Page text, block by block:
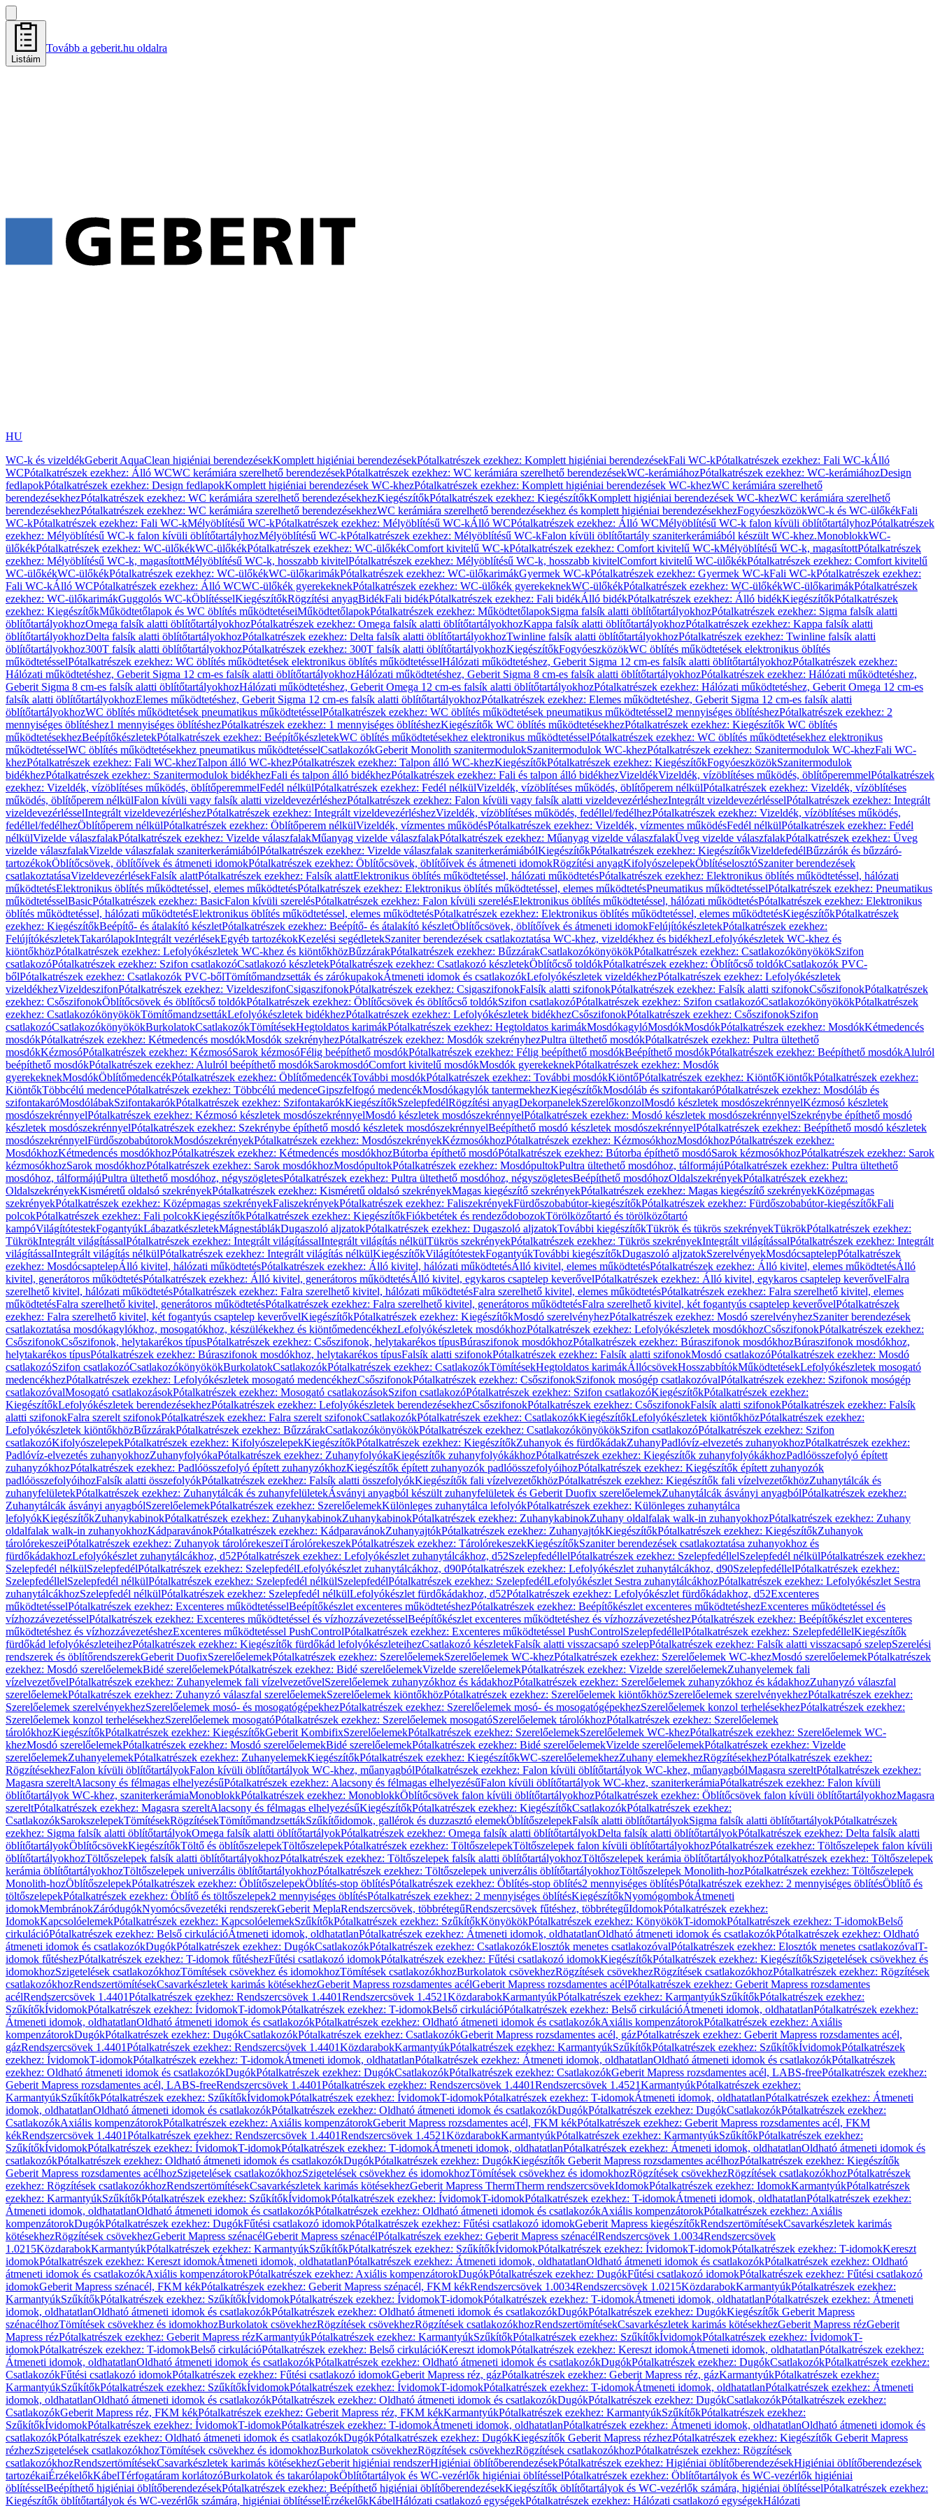
Listáim
Tovább a geberit.hu oldalra
HU
WC-k és vizeldékGeberit AquaClean higiéniai berendezésekKomplett higiéniai berendezésekPótalkatrészek ezekhez: Komplett higiéniai berendezésekFali WC-kPótalkatrészek ezekhez: Fali WC-kÁlló
WCPótalkatrészek ezekhez: Álló WCWC kerámiára szerelhető berendezésekPótalkatrészek ezekhez: WC kerámiára szerelhető berendezésekWC-kerámiáhozPótalkatrészek ezekhez: WC-kerámiáhozDesign
fedlapokPótalkatrészek ezekhez: Design fedlapokKomplett higiéniai berendezések WC-khezPótalkatrészek ezekhez: Komplett higiéniai berendezések WC-khezWC kerámiára szerelhető
berendezésekhezPótalkatrészek ezekhez: WC kerámiára szerelhető berendezésekhezKiegészítőkPótalkatrészek ezekhez: KiegészítőkKomplett higiéniai berendezések WC-khezWC kerámiára szerelhető
berendezésekhezPótalkatrészek ezekhez: WC kerámiára szerelhető berendezésekhezWC kerámiára szerelhető berendezésekhez és komplett higiéniai berendezésekhezFogyóeszközökWC-k és WC-ülőkékFali
WC-kPótalkatrészek ezekhez: Fali WC-kMélyöblítésű WC-kPótalkatrészek ezekhez: Mélyöblítésű WC-kÁlló WCPótalkatrészek ezekhez: Álló WCMélyöblítésű WC-k falon kívüli öblítőtartályhozPótalkatrészek
ezekhez: Mélyöblítésű WC-k falon kívüli öblítőtartályhozMélyöblítésű WC-kPótalkatrészek ezekhez: Mélyöblítésű WC-kFalon kívüli öblítőtartály szaniterkerámiából készült WC-khez.MonoblokkWC-
ülőkékPótalkatrészek ezekhez: WC-ülőkékWC-ülőkékPótalkatrészek ezekhez: WC-ülőkékComfort kivitelű WC-kPótalkatrészek ezekhez: Comfort kivitelű WC-kMélyöblítésű WC-k, magasítottPótalkatrészek
ezekhez: Mélyöblítésű WC-k, magasítottMélyöblítésű WC-k, hosszabb kivitelPótalkatrészek ezekhez: Mélyöblítésű WC-k, hosszabb kivitelComfort kivitelű WC-ülőkékPótalkatrészek ezekhez: Comfort kivitelű
WC-ülőkékWC-ülőkékPótalkatrészek ezekhez: WC-ülőkékWC-ülőkarimákPótalkatrészek ezekhez: WC-ülőkarimákGyermek WC-kPótalkatrészek ezekhez: Gyermek WC-kFali WC-kPótalkatrészek ezekhez:
Fali WC-kÁlló WCPótalkatrészek ezekhez: Álló WCWC-ülőkék gyerekeknekPótalkatrészek ezekhez: WC-ülőkék gyerekeknekWC-ülőkékPótalkatrészek ezekhez: WC-ülőkékWC-ülőkarimákPótalkatrészek
ezekhez: WC-ülőkarimákGuggolós WC-kÖblítésselKiegészítőkRögzítési anyagBidékFali bidékPótalkatrészek ezekhez: Fali bidékÁlló bidékPótalkatrészek ezekhez: Álló bidékKiegészítőkPótalkatrészek
ezekhez: KiegészítőkMűködtetőlapok és WC öblítés működtetéseiMűködtetőlapokPótalkatrészek ezekhez: MűködtetőlapokSigma falsík alatti öblítőtartályokhozPótalkatrészek ezekhez: Sigma falsík alatti
öblítőtartályokhozOmega falsík alatti öblítőtartályokhozPótalkatrészek ezekhez: Omega falsík alatti öblítőtartályokhozKappa falsík alatti öblítőtartályokhozPótalkatrészek ezekhez: Kappa falsík alatti
öblítőtartályokhozDelta falsík alatti öblítőtartályokhozPótalkatrészek ezekhez: Delta falsík alatti öblítőtartályokhozTwinline falsík alatti öblítőtartályokhozPótalkatrészek ezekhez: Twinline falsík alatti
öblítőtartályokhoz300T falsík alatti öblítőtartályokhozPótalkatrészek ezekhez: 300T falsík alatti öblítőtartályokhozKiegészítőkFogyóeszközökWC öblítés működtetések elektronikus öblítés
működtetésselPótalkatrészek ezekhez: WC öblítés működtetések elektronikus öblítés működtetésselHálózati működtetéshez, Geberit Sigma 12 cm-es falsík alatti öblítőtartályokhozPótalkatrészek ezekhez:
Hálózati működtetéshez, Geberit Sigma 12 cm-es falsík alatti öblítőtartályokhozHálózati működtetéshez, Geberit Sigma 8 cm-es falsík alatti öblítőtartályokhozPótalkatrészek ezekhez: Hálózati működtetéshez,
Geberit Sigma 8 cm-es falsík alatti öblítőtartályokhozHálózati működtetéshez, Geberit Omega 12 cm-es falsík alatti öblítőtartályokhozPótalkatrészek ezekhez: Hálózati működtetéshez, Geberit Omega 12 cm-es
falsík alatti öblítőtartályokhozElemes működtetéshez, Geberit Sigma 12 cm-es falsík alatti öblítőtartályokhozPótalkatrészek ezekhez: Elemes működtetéshez, Geberit Sigma 12 cm-es falsík alatti
öblítőtartályokhozWC öblítés működtetések pneumatikus működtetésselPótalkatrészek ezekhez: WC öblítés működtetések pneumatikus működtetéssel2 mennyiséges öblítéshezPótalkatrészek ezekhez: 2
mennyiséges öblítéshez1 mennyiséges öblítéshezPótalkatrészek ezekhez: 1 mennyiséges öblítéshezKiegészítők WC öblítés működtetésekhezPótalkatrészek ezekhez: Kiegészítők WC öblítés
működtetésekhezBeépítőkészletekPótalkatrészek ezekhez: BeépítőkészletekWC öblítés működtetésekhez elektronikus működtetésselPótalkatrészek ezekhez: WC öblítés működtetésekhez elektronikus
működtetésselWC öblítés működtetésekhez pneumatikus működtetésselCsatlakozókGeberit Monolith szanitermodulokSzanitermodulok WC-khezPótalkatrészek ezekhez: Szanitermodulok WC-khezFali WC-
khezPótalkatrészek ezekhez: Fali WC-khezTalpon álló WC-khezPótalkatrészek ezekhez: Talpon álló WC-khezKiegészítőkPótalkatrészek ezekhez: KiegészítőkFogyóeszközökSzanitermodulok
bidékhezPótalkatrészek ezekhez: Szanitermodulok bidékhezFali és talpon álló bidékhezPótalkatrészek ezekhez: Fali és talpon álló bidékhezVizeldékVizeldék, vízöblítéses működés, öblítőperemmelPótalkatrészek
ezekhez: Vizeldék, vízöblítéses működés, öblítőperemmelFedél nélkülPótalkatrészek ezekhez: Fedél nélkülVizeldék, vízöblítéses működés, öblítőperem nélkülPótalkatrészek ezekhez: Vizeldék, vízöblítéses
működés, öblítőperem nélkülFalon kívüli vagy falsík alatti vizeldevezérléshezPótalkatrészek ezekhez: Falon kívüli vagy falsík alatti vizeldevezérléshezIntegrált vizeldevezérlésselPótalkatrészek ezekhez: Integrált
vizeldevezérlésselIntegrált vizeldevezérléshezPótalkatrészek ezekhez: Integrált vizeldevezérléshezVizeldék, vízöblítéses működés, fedéllel/fedélhezPótalkatrészek ezekhez: Vizeldék, vízöblítéses működés,
fedéllel/fedélhezÖblítőperem nélkülPótalkatrészek ezekhez: Öblítőperem nélkülVizeldék, vízmentes működésPótalkatrészek ezekhez: Vizeldék, vízmentes működésFedél nélkülPótalkatrészek ezekhez: Fedél
nélkülVizelde válaszfalakPótalkatrészek ezekhez: Vizelde válaszfalakMűanyag vizelde válaszfalakPótalkatrészek ezekhez: Műanyag vizelde válaszfalakÜveg vizelde válaszfalakPótalkatrészek ezekhez: Üveg
vizelde válaszfalakVizelde válaszfalak szaniterkerámiábólPótalkatrészek ezekhez: Vizelde válaszfalak szaniterkerámiábólKiegészítőkPótalkatrészek ezekhez: KiegészítőkVizeldefedélBűzzárók és bűzzáró-
tartozékokÖblítőcsövek, öblítőívek és átmeneti idomokPótalkatrészek ezekhez: Öblítőcsövek, öblítőívek és átmeneti idomokRögzítési anyagKifolyószelepekÖblítéselosztóSzaniter berendezések
csatlakoztatásaVizeldevezérlésekFalsík alattPótalkatrészek ezekhez: Falsík alattElektronikus öblítés működtetéssel, hálózati működtetésPótalkatrészek ezekhez: Elektronikus öblítés működtetéssel, hálózati
működtetésElektronikus öblítés működtetéssel, elemes működtetésPótalkatrészek ezekhez: Elektronikus öblítés működtetéssel, elemes működtetésPneumatikus működtetésselPótalkatrészek ezekhez: Pneumatikus
működtetésselBasicPótalkatrészek ezekhez: BasicFalon kívüli szerelésPótalkatrészek ezekhez: Falon kívüli szerelésElektronikus öblítés működtetéssel, hálózati működtetésPótalkatrészek ezekhez: Elektronikus
öblítés működtetéssel, hálózati működtetésElektronikus öblítés működtetéssel, elemes működtetésPótalkatrészek ezekhez: Elektronikus öblítés működtetéssel, elemes működtetésKiegészítőkPótalkatrészek
ezekhez: KiegészítőkBeépítő- és átalakító készletPótalkatrészek ezekhez: Beépítő- és átalakító készletÖblítőcsövek, öblítőívek és átmeneti idomokFelújítókészletekPótalkatrészek ezekhez:
FelújítókészletekTakarólapokIntegrált vezérlésekEgyéb tartozékokKezelési segédletekSzaniter berendezések csatlakoztatása WC-khez, vizeldékhez és bidékhezLefolyókészletek WC-khez és
kiöntőkhözPótalkatrészek ezekhez: Lefolyókészletek WC-khez és kiöntőkhözBűzzárakPótalkatrészek ezekhez: BűzzárakCsatlakozókönyökökPótalkatrészek ezekhez: CsatlakozókönyökökSzifon
csatlakozóPótalkatrészek ezekhez: Szifon csatlakozóCsatlakozó készletekPótalkatrészek ezekhez: Csatlakozó készletekÖblítőcső toldókPótalkatrészek ezekhez: Öblítőcső toldókCsatlakozók PVC-
bőlPótalkatrészek ezekhez: Csatlakozók PVC-bőlTömítőmandzsetták és zárókupakokÁtmeneti idomok és csatlakozókLefolyókészletek vizeldékhezPótalkatrészek ezekhez: Lefolyókészletek
vizeldékhezVizeldeszifonPótalkatrészek ezekhez: VizeldeszifonCsigaszifonokPótalkatrészek ezekhez: CsigaszifonokFalsík alatti szifonokPótalkatrészek ezekhez: Falsík alatti szifonokCsőszifonokPótalkatrészek
ezekhez: CsőszifonokÖblítőcsövek és öblítőcső toldókPótalkatrészek ezekhez: Öblítőcsövek és öblítőcső toldókSzifon csatlakozóPótalkatrészek ezekhez: Szifon csatlakozóCsatlakozókönyökökPótalkatrészek
ezekhez: CsatlakozókönyökökTömítőmandzsettákLefolyókészletek bidékhezPótalkatrészek ezekhez: Lefolyókészletek bidékhezCsőszifonokPótalkatrészek ezekhez: CsőszifonokSzifon
csatlakozóCsatlakozókönyökökBurkolatokCsatlakozókTömítésekHegtoldatos karimákPótalkatrészek ezekhez: Hegtoldatos karimákMosdókagylóMosdókMosdókPótalkatrészek ezekhez: MosdókKétmedencés
mosdókPótalkatrészek ezekhez: Kétmedencés mosdókMosdók szekrényhezPótalkatrészek ezekhez: Mosdók szekrényhezPultra ültethető mosdókPótalkatrészek ezekhez: Pultra ültethető
mosdókKézmosóPótalkatrészek ezekhez: KézmosóSarok kézmosóFélig beépíthető mosdókPótalkatrészek ezekhez: Félig beépíthető mosdókBeépíthető mosdókPótalkatrészek ezekhez: Beépíthető mosdókAlulról
beépíthető mosdókPótalkatrészek ezekhez: Alulról beépíthető mosdókSarokmosdóComfort kivitelű mosdókMosdók gyerekeknekPótalkatrészek ezekhez: Mosdók
gyerekeknekMosdókÖblítőmedencékPótalkatrészek ezekhez: ÖblítőmedencékTovábbi mosdókPótalkatrészek ezekhez: További mosdókKiöntőPótalkatrészek ezekhez: KiöntőKiöntőkPótalkatrészek ezekhez:
KiöntőkTöbbcélú medencePótalkatrészek ezekhez: Többcélú medenceGipszfelfogó medencékMosdókagylók tantermekhezKiegészítőkMosdóláb és szifontakaróPótalkatrészek ezekhez: Mosdóláb és
szifontakaróMosdólábakSzifontakarókPótalkatrészek ezekhez: SzifontakarókKiegészítőkSzelepfedélRögzítési anyagDekorpanelekSzerelőkonzolMosdó készletek mosdószekrénnyelKézmosó készletek
mosdószekrénnyelPótalkatrészek ezekhez: Kézmosó készletek mosdószekrénnyelMosdó készletek mosdószekrénnyelPótalkatrészek ezekhez: Mosdó készletek mosdószekrénnyelSzekrénybe építhető mosdó
készletek mosdószekrénnyelPótalkatrészek ezekhez: Szekrénybe építhető mosdó készletek mosdószekrénnyelBeépíthető mosdó készletek mosdószekrénnyelPótalkatrészek ezekhez: Beépíthető mosdó készletek
mosdószekrénnyelFürdőszobabútorokMosdószekrényekPótalkatrészek ezekhez: MosdószekrényekKézmosókhozPótalkatrészek ezekhez: KézmosókhozMosdókhozPótalkatrészek ezekhez:
MosdókhozKétmedencés mosdókhozPótalkatrészek ezekhez: Kétmedencés mosdókhozBútorba építhető mosdóPótalkatrészek ezekhez: Bútorba építhető mosdóSarok kézmosókhozPótalkatrészek ezekhez: Sarok
kézmosókhozSarok mosdókhozPótalkatrészek ezekhez: Sarok mosdókhozMosdópultokPótalkatrészek ezekhez: MosdópultokPultra ültethető mosdóhoz, tálformájúPótalkatrészek ezekhez: Pultra ültethető
mosdóhoz, tálformájúPultra ültethető mosdóhoz, négyszögletesPótalkatrészek ezekhez: Pultra ültethető mosdóhoz, négyszögletesBeépíthető mosdóhozOldalszekrényekPótalkatrészek ezekhez:
OldalszekrényekKisméretű oldalsó szekrényekPótalkatrészek ezekhez: Kisméretű oldalsó szekrényekMagas kiegészítő szekrényekPótalkatrészek ezekhez: Magas kiegészítő szekrényekKözépmagas
szekrényekPótalkatrészek ezekhez: Középmagas szekrényekFaliszekrényekPótalkatrészek ezekhez: FaliszekrényekFürdőszobabútor-kiegészítőkPótalkatrészek ezekhez: Fürdőszobabútor-kiegészítőkFali
polcokPótalkatrészek ezekhez: Fali polcokKiegészítőkPótalkatrészek ezekhez: KiegészítőkFiókbetétek és rendeződobozokTörölközőtartó és törölközőtartó
kampóVilágítótestekFogantyúkLábazatkészletekMágnestáblákDugaszoló aljzatokPótalkatrészek ezekhez: Dugaszoló aljzatokTovábbi kiegészítőkTükrök és tükrös szekrényekTükrökPótalkatrészek ezekhez:
TükrökIntegrált világítássalPótalkatrészek ezekhez: Integrált világítássalIntegrált világítás nélkülTükrös szekrényekPótalkatrészek ezekhez: Tükrös szekrényekIntegrált világítássalPótalkatrészek ezekhez: Integrált
világítássalIntegrált világítás nélkülPótalkatrészek ezekhez: Integrált világítás nélkülKiegészítőkVilágítótestekFogantyúkTovábbi kiegészítőkDugaszoló aljzatokSzerelvényekMosdócsaptelepPótalkatrészek
ezekhez: MosdócsaptelepÁlló kivitel, hálózati működtetésPótalkatrészek ezekhez: Álló kivitel, hálózati működtetésÁlló kivitel, elemes működtetésPótalkatrészek ezekhez: Álló kivitel, elemes működtetésÁlló
kivitel, generátoros működtetésPótalkatrészek ezekhez: Álló kivitel, generátoros működtetésÁlló kivitel, egykaros csaptelep keverővelPótalkatrészek ezekhez: Álló kivitel, egykaros csaptelep keverővelFalra
szerelhető kivitel, hálózati működtetésPótalkatrészek ezekhez: Falra szerelhető kivitel, hálózati működtetésFalra szerelhető kivitel, elemes működtetésPótalkatrészek ezekhez: Falra szerelhető kivitel, elemes
működtetésFalra szerelhető kivitel, generátoros működtetésPótalkatrészek ezekhez: Falra szerelhető kivitel, generátoros működtetésFalra szerelhető kivitel, két fogantyús csaptelep keverővelPótalkatrészek
ezekhez: Falra szerelhető kivitel, két fogantyús csaptelep keverővelKiegészítőkPótalkatrészek ezekhez: KiegészítőkMosdó szerelvényhezPótalkatrészek ezekhez: Mosdó szerelvényhezSzaniter berendezések
csatlakoztatása mosdókagylókhoz, mosogatókhoz, készülékekhez és kiöntőmedencékhezLefolyókészletek mosdókhozPótalkatrészek ezekhez: Lefolyókészletek mosdókhozCsőszifonokPótalkatrészek ezekhez:
CsőszifonokCsőszifonok, helytakarékos típusPótalkatrészek ezekhez: Csőszifonok, helytakarékos típusBúraszifonok mosdókhozPótalkatrészek ezekhez: Búraszifonok mosdókhozBúraszifonok mosdókhoz,
helytakarékos típusPótalkatrészek ezekhez: Búraszifonok mosdókhoz, helytakarékos típusFalsík alatti szifonokPótalkatrészek ezekhez: Falsík alatti szifonokMosdó csatlakozóPótalkatrészek ezekhez: Mosdó
csatlakozóSzifon csatlakozóCsatlakozókönyökökBurkolatokCsatlakozókPótalkatrészek ezekhez: CsatlakozókTömítésekHegtoldatos karimákÁllócsövekHosszabbítókMűködtetésekLefolyókészletek mosogató
medencékhezPótalkatrészek ezekhez: Lefolyókészletek mosogató medencékhezCsőszifonokPótalkatrészek ezekhez: CsőszifonokSzifonok mosógép csatlakozóvalPótalkatrészek ezekhez: Szifonok mosógép
csatlakozóvalMosogató csatlakozásokPótalkatrészek ezekhez: Mosogató csatlakozásokSzifon csatlakozóPótalkatrészek ezekhez: Szifon csatlakozóKiegészítőkPótalkatrészek ezekhez:
KiegészítőkLefolyókészletek berendezésekhezPótalkatrészek ezekhez: Lefolyókészletek berendezésekhezCsőszifonokPótalkatrészek ezekhez: CsőszifonokFalsík alatti szifonokPótalkatrészek ezekhez: Falsík
alatti szifonokFalra szerelt szifonokPótalkatrészek ezekhez: Falra szerelt szifonokCsatlakozókPótalkatrészek ezekhez: CsatlakozókKiegészítőkLefolyókészletek kiöntőkhözPótalkatrészek ezekhez:
Lefolyókészletek kiöntőkhözBűzzárakPótalkatrészek ezekhez: BűzzárakCsatlakozókönyökökPótalkatrészek ezekhez: CsatlakozókönyökökSzifon csatlakozóPótalkatrészek ezekhez: Szifon
csatlakozóKifolyószelepekPótalkatrészek ezekhez: KifolyószelepekKiegészítőkPótalkatrészek ezekhez: KiegészítőkZuhanyok és fürdőkádakZuhanyPadlóvíz-elvezetés zuhanyokhozPótalkatrészek ezekhez:
Padlóvíz-elvezetés zuhanyokhozZuhanyfolyókaPótalkatrészek ezekhez: ZuhanyfolyókaKiegészítők zuhanyfolyókákhozPótalkatrészek ezekhez: Kiegészítők zuhanyfolyókákhozPadlóösszefolyó épített
zuhanyzókhozPótalkatrészek ezekhez: Padlóösszefolyó épített zuhanyzókhozKiegészítők épített zuhanyozók padlóösszefolyóihozPótalkatrészek ezekhez: Kiegészítők épített zuhanyozók
padlóösszefolyóihozFalsík alatti összefolyókPótalkatrészek ezekhez: Falsík alatti összefolyókKiegészítők fali vízelvezetőkhözPótalkatrészek ezekhez: Kiegészítők fali vízelvezetőkhözZuhanytálcák és
zuhanyfelületekPótalkatrészek ezekhez: Zuhanytálcák és zuhanyfelületekÁsványi anyagból készült zuhanyfelületek és Geberit Duofix szerelőelemekZuhanytálcák ásványi anyagbólPótalkatrészek ezekhez:
Zuhanytálcák ásványi anyagbólSzerelőelemekPótalkatrészek ezekhez: SzerelőelemekKülönleges zuhanytálca lefolyókPótalkatrészek ezekhez: Különleges zuhanytálca
lefolyókKiegészítőkZuhanykabinokPótalkatrészek ezekhez: ZuhanykabinokZuhanykabinokPótalkatrészek ezekhez: ZuhanykabinokZuhany oldalfalak walk-in zuhanyokhozPótalkatrészek ezekhez: Zuhany
oldalfalak walk-in zuhanyokhozKádparavánokPótalkatrészek ezekhez: KádparavánokZuhanyajtókPótalkatrészek ezekhez: ZuhanyajtókKiegészítőkPótalkatrészek ezekhez: KiegészítőkZuhanyok
tárolórekeszeiPótalkatrészek ezekhez: Zuhanyok tárolórekeszeiTárolórekeszekPótalkatrészek ezekhez: TárolórekeszekKiegészítőkSzaniter berendezések csatlakoztatása zuhanyokhoz és
fürdőkádakhozLefolyókészlet zuhanytálcákhoz, d52Pótalkatrészek ezekhez: Lefolyókészlet zuhanytálcákhoz, d52SzelepfedéllelPótalkatrészek ezekhez: SzelepfedéllelSzelepfedél nélkülPótalkatrészek ezekhez:
Szelepfedél nélkülSzelepfedélPótalkatrészek ezekhez: SzelepfedélLefolyókészlet zuhanytálcákhoz, d90Pótalkatrészek ezekhez: Lefolyókészlet zuhanytálcákhoz, d90SzelepfedéllelPótalkatrészek ezekhez:
SzelepfedéllelSzelepfedél nélkülPótalkatrészek ezekhez: Szelepfedél nélkülSzelepfedélPótalkatrészek ezekhez: SzelepfedélLefolyókészlet Sestra zuhanytálcákhozPótalkatrészek ezekhez: Lefolyókészlet Sestra
zuhanytálcákhozSzelepfedél nélkülPótalkatrészek ezekhez: Szelepfedél nélkülLefolyókészlet fürdőkádakhoz, d52Pótalkatrészek ezekhez: Lefolyókészlet fürdőkádakhoz, d52Excenteres
működtetésselPótalkatrészek ezekhez: Excenteres működtetésselBeépítőkészlet excenteres működtetéshezPótalkatrészek ezekhez: Beépítőkészlet excenteres működtetéshezExcenteres működtetéssel és
vízhozzávezetésselPótalkatrészek ezekhez: Excenteres működtetéssel és vízhozzávezetésselBeépítőkészlet excenteres működtetéshez és vízhozzávezetéshezPótalkatrészek ezekhez: Beépítőkészlet excenteres
működtetéshez és vízhozzávezetéshezExcenteres működtetéssel PushControlPótalkatrészek ezekhez: Excenteres működtetéssel PushControlSzelepfedéllelPótalkatrészek ezekhez: SzelepfedéllelKiegészítők
fürdőkád lefolyókészleteihezPótalkatrészek ezekhez: Kiegészítők fürdőkád lefolyókészleteihezCsatlakozó készletekFalsík alatti visszacsapó szelepPótalkatrészek ezekhez: Falsík alatti visszacsapó szelepSzerelési
rendszerek és öblítőrendszerekGeberit DuofixSzerelőelemekPótalkatrészek ezekhez: SzerelőelemekSzerelőelemek WC-khezPótalkatrészek ezekhez: Szerelőelemek WC-khezMosdó szerelőelemekPótalkatrészek
ezekhez: Mosdó szerelőelemekBidé szerelőelemekPótalkatrészek ezekhez: Bidé szerelőelemekVizelde szerelőelemekPótalkatrészek ezekhez: Vizelde szerelőelemekZuhanyelemek fali
vízelvezetővelPótalkatrészek ezekhez: Zuhanyelemek fali vízelvezetővelSzerelőelemek zuhanyzókhoz és kádakhozPótalkatrészek ezekhez: Szerelőelemek zuhanyzókhoz és kádakhozZuhanyzó válaszfal
szerelőelemekPótalkatrészek ezekhez: Zuhanyzó válaszfal szerelőelemekSzerelőelemek kiöntőkhözPótalkatrészek ezekhez: Szerelőelemek kiöntőkhözSzerelőelemek szerelvényekhezPótalkatrészek ezekhez:
Szerelőelemek szerelvényekhezSzerelőelemek mosó- és mosogatógépekhezPótalkatrészek ezekhez: Szerelőelemek mosó- és mosogatógépekhezSzerelőelemek konzol terhelésekhezPótalkatrészek ezekhez:
Szerelőelemek konzol terhelésekhezSzerelőelemek mosogatóPótalkatrészek ezekhez: Szerelőelemek mosogatóSzerelőelemek tárolókhozPótalkatrészek ezekhez: Szerelőelemek
tárolókhozKiegészítőkPótalkatrészek ezekhez: KiegészítőkGeberit KombifixSzerelőelemekPótalkatrészek ezekhez: SzerelőelemekSzerelőelemek WC-khezPótalkatrészek ezekhez: Szerelőelemek WC-
khezMosdó szerelőelemekPótalkatrészek ezekhez: Mosdó szerelőelemekBidé szerelőelemekPótalkatrészek ezekhez: Bidé szerelőelemekVizelde szerelőelemekPótalkatrészek ezekhez: Vizelde
szerelőelemekZuhanyelemekPótalkatrészek ezekhez: ZuhanyelemekKiegészítőkPótalkatrészek ezekhez: KiegészítőkWC-szerelőelemekhezZuhany elemekhezRögzítésekhezPótalkatrészek ezekhez:
RögzítésekhezFalon kívüli öblítőtartályokFalon kívüli öblítőtartályok WC-khez, műanyagbólPótalkatrészek ezekhez: Falon kívüli öblítőtartályok WC-khez, műanyagbólMagasra szereltPótalkatrészek ezekhez:
Magasra szereltAlacsony és félmagas elhelyezésűPótalkatrészek ezekhez: Alacsony és félmagas elhelyezésűFalon kívüli öblítőtartályok WC-khez, szaniterkerámiaPótalkatrészek ezekhez: Falon kívüli
öblítőtartályok WC-khez, szaniterkerámiaMonoblokkPótalkatrészek ezekhez: MonoblokkÖblítőcsövek falon kívüli öblítőtartályokhozPótalkatrészek ezekhez: Öblítőcsövek falon kívüli öblítőtartályokhozMagasra
szereltPótalkatrészek ezekhez: Magasra szereltAlacsony és félmagas elhelyezésűKiegészítőkPótalkatrészek ezekhez: KiegészítőkCsatlakozókPótalkatrészek ezekhez:
CsatlakozókSarokszelepekTömítésekRögzítésekTömítőmandzsettákSzűkítőidomok, gallérok és duzzasztó elemekÖblítőszelepekFalsík alatti öblítőtartályokSigma falsík alatti öblítőtartályokPótalkatrészek
ezekhez: Sigma falsík alatti öblítőtartályokOmega falsík alatti öblítőtartályokPótalkatrészek ezekhez: Omega falsík alatti öblítőtartályokDelta falsík alatti öblítőtartályokPótalkatrészek ezekhez: Delta falsík alatti
öblítőtartályokÖblítőcsövekKiegészítőkTöltő és öblítőszelepekTöltőszelepekPótalkatrészek ezekhez: TöltőszelepekTöltőszelepek falon kívüli öblítőtartályokhozPótalkatrészek ezekhez: Töltőszelepek falon kívüli
öblítőtartályokhozTöltőszelepek falsík alatti öblítőtartályokhozPótalkatrészek ezekhez: Töltőszelepek falsík alatti öblítőtartályokhozTöltőszelepek kerámia öblítőtartályokhozPótalkatrészek ezekhez: Töltőszelepek
kerámia öblítőtartályokhozTöltőszelepek univerzális öblítőtartályokhozPótalkatrészek ezekhez: Töltőszelepek univerzális öblítőtartályokhozTöltőszelepek Monolith-hozPótalkatrészek ezekhez: Töltőszelepek
Monolith-hozÖblítőszelepekPótalkatrészek ezekhez: ÖblítőszelepekÖblítés-stop öblítésPótalkatrészek ezekhez: Öblítés-stop öblítés2 mennyiséges öblítésPótalkatrészek ezekhez: 2 mennyiséges öblítésÖblítő és
töltőszelepekPótalkatrészek ezekhez: Öblítő és töltőszelepek2 mennyiséges öblítésPótalkatrészek ezekhez: 2 mennyiséges öblítésKiegészítőkNyomógombokÁtmeneti
idomokMembránokZáródugókNyomócsővezetéki rendszerekGeberit MeplaRendszercsövek, többrétegűRendszercsövek fűtéshez, többrétegűIdomokPótalkatrészek ezekhez:
IdomokKapcsolóelemekPótalkatrészek ezekhez: KapcsolóelemekSzűkítőkPótalkatrészek ezekhez: SzűkítőkKönyökökPótalkatrészek ezekhez: KönyökökT-idomokPótalkatrészek ezekhez: T-idomokBelső
cirkulációPótalkatrészek ezekhez: Belső cirkulációÁtmeneti idomok, oldhatatlanPótalkatrészek ezekhez: Átmeneti idomok, oldhatatlanOldható átmeneti idomok és csatlakozókPótalkatrészek ezekhez: Oldható
átmeneti idomok és csatlakozókDugókPótalkatrészek ezekhez: DugókCsatlakozókPótalkatrészek ezekhez: CsatlakozókElosztók menetes csatlakozóvalPótalkatrészek ezekhez: Elosztók menetes csatlakozóvalT-
idomok fűtéshezPótalkatrészek ezekhez: T-idomok fűtéshezFűtési csatlakozó idomokPótalkatrészek ezekhez: Fűtési csatlakozó idomokKiegészítőkPótalkatrészek ezekhez: KiegészítőkSzigetelések csövekhez és
idomokhozSzigetelések csatlakozókhozTömítések csövekhez és idomokhozTömítések csatlakozókhozBurkolatok csövekhezRögzítések csövekhezRögzítések csatlakozókhozPótalkatrészek ezekhez: Rögzítések
csatlakozókhozRendszertömítésekCsavarkészletek karimás kötésekhezGeberit Mapress rozsdamentes acélGeberit Mapress rozsdamentes acélPótalkatrészek ezekhez: Geberit Mapress rozsdamentes
acélRendszercsövek 1.4401Pótalkatrészek ezekhez: Rendszercsövek 1.4401Rendszercsövek 1.4521KözdarabokKarmantyúkPótalkatrészek ezekhez: KarmantyúkSzűkítőkPótalkatrészek ezekhez:
SzűkítőkÍvidomokPótalkatrészek ezekhez: ÍvidomokT-idomokPótalkatrészek ezekhez: T-idomokBelső cirkulációPótalkatrészek ezekhez: Belső cirkulációÁtmeneti idomok, oldhatatlanPótalkatrészek ezekhez:
Átmeneti idomok, oldhatatlanOldható átmeneti idomok és csatlakozókPótalkatrészek ezekhez: Oldható átmeneti idomok és csatlakozókAxiális kompenzátorokPótalkatrészek ezekhez: Axiális
kompenzátorokDugókPótalkatrészek ezekhez: DugókCsatlakozókPótalkatrészek ezekhez: CsatlakozókGeberit Mapress rozsdamentes acél, gázPótalkatrészek ezekhez: Geberit Mapress rozsdamentes acél,
gázRendszercsövek 1.4401Pótalkatrészek ezekhez: Rendszercsövek 1.4401KözdarabokKarmantyúkPótalkatrészek ezekhez: KarmantyúkSzűkítőkPótalkatrészek ezekhez: SzűkítőkÍvidomokPótalkatrészek
ezekhez: ÍvidomokT-idomokPótalkatrészek ezekhez: T-idomokÁtmeneti idomok, oldhatatlanPótalkatrészek ezekhez: Átmeneti idomok, oldhatatlanOldható átmeneti idomok és csatlakozókPótalkatrészek
ezekhez: Oldható átmeneti idomok és csatlakozókDugókPótalkatrészek ezekhez: DugókCsatlakozókPótalkatrészek ezekhez: CsatlakozókGeberit Mapress rozsdamentes acél, LABS-freePótalkatrészek ezekhez:
Geberit Mapress rozsdamentes acél, LABS-freeRendszercsövek 1.4401Pótalkatrészek ezekhez: Rendszercsövek 1.4401Rendszercsövek 1.4521KarmantyúkPótalkatrészek ezekhez:
KarmantyúkSzűkítőkPótalkatrészek ezekhez: SzűkítőkÍvidomokPótalkatrészek ezekhez: ÍvidomokT-idomokPótalkatrészek ezekhez: T-idomokÁtmeneti idomok, oldhatatlanPótalkatrészek ezekhez: Átmeneti
idomok, oldhatatlanOldható átmeneti idomok és csatlakozókPótalkatrészek ezekhez: Oldható átmeneti idomok és csatlakozókDugókPótalkatrészek ezekhez: DugókCsatlakozókPótalkatrészek ezekhez:
CsatlakozókAxiális kompenzátorokPótalkatrészek ezekhez: Axiális kompenzátorokGeberit Mapress rozsdamentes acél, FKM kékPótalkatrészek ezekhez: Geberit Mapress rozsdamentes acél, FKM
kékRendszercsövek 1.4401Pótalkatrészek ezekhez: Rendszercsövek 1.4401Rendszercsövek 1.4521KözdarabokKarmantyúkPótalkatrészek ezekhez: KarmantyúkSzűkítőkPótalkatrészek ezekhez:
SzűkítőkÍvidomokPótalkatrészek ezekhez: ÍvidomokT-idomokPótalkatrészek ezekhez: T-idomokÁtmeneti idomok, oldhatatlanPótalkatrészek ezekhez: Átmeneti idomok, oldhatatlanOldható átmeneti idomok és
csatlakozókPótalkatrészek ezekhez: Oldható átmeneti idomok és csatlakozókDugókPótalkatrészek ezekhez: DugókKiegészítők Geberit Mapress rozsdamentes acélhozPótalkatrészek ezekhez: Kiegészítők
Geberit Mapress rozsdamentes acélhozSzigetelések csatlakozókhozSzigetelések csövekhez és idomokhozTömítések csövekhez és idomokhozRögzítések csövekhezRögzítések csatlakozókhozPótalkatrészek
ezekhez: Rögzítések csatlakozókhozRendszertömítésekCsavarkészletek karimás kötésekhezGeberit Mapress ThermTherm rendszercsövekIdomokPótalkatrészek ezekhez: IdomokKarmantyúkPótalkatrészek
ezekhez: KarmantyúkSzűkítőkPótalkatrészek ezekhez: SzűkítőkÍvidomokPótalkatrészek ezekhez: ÍvidomokT-idomokPótalkatrészek ezekhez: T-idomokÁtmeneti idomok, oldhatatlanPótalkatrészek ezekhez:
Átmeneti idomok, oldhatatlanOldható átmeneti idomok és csatlakozókPótalkatrészek ezekhez: Oldható átmeneti idomok és csatlakozókAxiális kompenzátorokPótalkatrészek ezekhez: Axiális
kompenzátorokDugókPótalkatrészek ezekhez: DugókFűtési csatlakozó idomokPótalkatrészek ezekhez: Fűtési csatlakozó idomokGeberit Mapress kiegészítőkRendszertömítésekCsavarkészletek karimás
kötésekhezRögzítések csövekhezGeberit Mapress szénacélGeberit Mapress szénacélPótalkatrészek ezekhez: Geberit Mapress szénacélRendszercsövek 1.0034Rendszercsövek
1.0215KözdarabokKarmantyúkPótalkatrészek ezekhez: KarmantyúkSzűkítőkPótalkatrészek ezekhez: SzűkítőkÍvidomokPótalkatrészek ezekhez: ÍvidomokT-idomokPótalkatrészek ezekhez: T-idomokKereszt
idomokPótalkatrészek ezekhez: Kereszt idomokÁtmeneti idomok, oldhatatlanPótalkatrészek ezekhez: Átmeneti idomok, oldhatatlanOldható átmeneti idomok és csatlakozókPótalkatrészek ezekhez: Oldható
átmeneti idomok és csatlakozókAxiális kompenzátorokPótalkatrészek ezekhez: Axiális kompenzátorokDugókPótalkatrészek ezekhez: DugókFűtési csatlakozó idomokPótalkatrészek ezekhez: Fűtési csatlakozó
idomokGeberit Mapress szénacél, FKM kékPótalkatrészek ezekhez: Geberit Mapress szénacél, FKM kékRendszercsövek 1.0034Rendszercsövek 1.0215KözdarabokKarmantyúkPótalkatrészek ezekhez:
KarmantyúkSzűkítőkPótalkatrészek ezekhez: SzűkítőkÍvidomokPótalkatrészek ezekhez: ÍvidomokT-idomokPótalkatrészek ezekhez: T-idomokÁtmeneti idomok, oldhatatlanPótalkatrészek ezekhez: Átmeneti
idomok, oldhatatlanOldható átmeneti idomok és csatlakozókPótalkatrészek ezekhez: Oldható átmeneti idomok és csatlakozókDugókPótalkatrészek ezekhez: DugókKiegészítők Geberit Mapress
szénacélhozTömítések csövekhez és idomokhozBurkolatok csövekhezRögzítések csövekhezRögzítések csatlakozókhozRendszertömítésekCsavarkészletek karimás kötésekhezGeberit Mapress rézGeberit
Mapress rézPótalkatrészek ezekhez: Geberit Mapress rézKarmantyúkPótalkatrészek ezekhez: KarmantyúkSzűkítőkPótalkatrészek ezekhez: SzűkítőkÍvidomokPótalkatrészek ezekhez: ÍvidomokT-
idomokPótalkatrészek ezekhez: T-idomokBelső cirkulációPótalkatrészek ezekhez: Belső cirkulációKereszt idomokPótalkatrészek ezekhez: Kereszt idomokÁtmeneti idomok, oldhatatlanPótalkatrészek ezekhez:
Átmeneti idomok, oldhatatlanOldható átmeneti idomok és csatlakozókPótalkatrészek ezekhez: Oldható átmeneti idomok és csatlakozókDugókPótalkatrészek ezekhez: DugókCsatlakozókPótalkatrészek ezekhez:
CsatlakozókFűtési csatlakozó idomokPótalkatrészek ezekhez: Fűtési csatlakozó idomokGeberit Mapress réz, gázPótalkatrészek ezekhez: Geberit Mapress réz, gázKarmantyúkPótalkatrészek ezekhez:
KarmantyúkSzűkítőkPótalkatrészek ezekhez: SzűkítőkÍvidomokPótalkatrészek ezekhez: ÍvidomokT-idomokPótalkatrészek ezekhez: T-idomokÁtmeneti idomok, oldhatatlanPótalkatrészek ezekhez: Átmeneti
idomok, oldhatatlanOldható átmeneti idomok és csatlakozókPótalkatrészek ezekhez: Oldható átmeneti idomok és csatlakozókDugókPótalkatrészek ezekhez: DugókCsatlakozókPótalkatrészek ezekhez:
CsatlakozókGeberit Mapress réz, FKM kékPótalkatrészek ezekhez: Geberit Mapress réz, FKM kékKarmantyúkPótalkatrészek ezekhez: KarmantyúkSzűkítőkPótalkatrészek ezekhez:
SzűkítőkÍvidomokPótalkatrészek ezekhez: ÍvidomokT-idomokPótalkatrészek ezekhez: T-idomokÁtmeneti idomok, oldhatatlanPótalkatrészek ezekhez: Átmeneti idomok, oldhatatlanOldható átmeneti idomok és
csatlakozókPótalkatrészek ezekhez: Oldható átmeneti idomok és csatlakozókDugókPótalkatrészek ezekhez: DugókKiegészítők Geberit Mapress rézhezPótalkatrészek ezekhez: Kiegészítők Geberit Mapress
rézhezSzigetelések csatlakozókhozTömítések csövekhez és idomokhozBurkolatok csövekhezRögzítések csövekhezRögzítések csatlakozókhozPótalkatrészek ezekhez: Rögzítések
csatlakozókhozRendszertömítésekCsavarkészletek karimás kötésekhezGeberit higiéniai rendszerHigiéniai öblítőberendezésekPótalkatrészek ezekhez: Higiéniai öblítőberendezésekHigiéniai öblítőberendezések
tartozékaiÉrzékelőkKábelTérfogatáram korlátozóBurkolatok és takarólapokÖblítőtartályok és WC-vezérlők higiéniai öblítésselPótalkatrészek ezekhez: Öblítőtartályok és WC-vezérlők higiéniai
öblítésselBeépíthető higiéniai öblítőberendezésekPótalkatrészek ezekhez: Beépíthető higiéniai öblítőberendezésekKiegészítők öblítőtartályok és WC-vezérlők számára, higiéniai öblítésselPótalkatrészek ezekhez:
Kiegészítők öblítőtartályok és WC-vezérlők számára, higiéniai öblítésselÉrzékelőkKábelHálózati csatlakozó egységekPótalkatrészek ezekhez: Hálózati csatlakozó egységekHálózati